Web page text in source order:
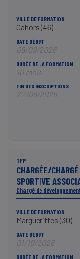
VILLE DE FORMATION
Cahors (46)
DATE DÉBUT
08/09/2026
DURÉE DE LA FORMATION
10 mois
FIN DES INSCRIPTIONS
22/08/2026
TFP
CHARGÉE/
SPORTIVE
Chargé de développement
VILLE DE FORMATION
Marguerittes (30)
DATE DÉBUT
01/10/2026
DURÉE DE LA FORMATION